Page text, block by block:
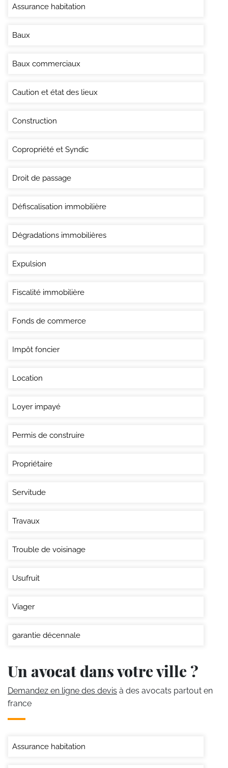
Assurance habitation
Baux
Baux commerciaux
Caution et état des lieux
Construction
Copropriété et Syndic
Droit de passage
Défiscalisation immobilière
Dégradations immobilières
Expulsion
Fiscalité immobilière
Fonds de commerce
Impôt foncier
Location
Loyer impayé
Permis de construire
Propriétaire
Servitude
Travaux
Trouble de voisinage
Usufruit
Viager
garantie décennale
Un avocat dans votre ville ?
Demandez en ligne des devis à des avocats partout en
france
Assurance habitation